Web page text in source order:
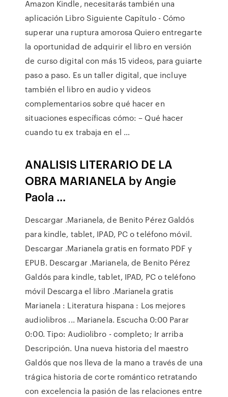
Amazon Kindle, necesitarás también una
aplicación Libro Siguiente Capítulo - Cómo
superar una ruptura amorosa Quiero entregarte
la oportunidad de adquirir el libro en versión
de curso digital con más 15 videos, para guiarte
paso a paso. Es un taller digital, que incluye
también el libro en audio y videos
complementarios sobre qué hacer en
situaciones específicas cómo: – Qué hacer
cuando tu ex trabaja en el …
ANALISIS LITERARIO DE LA
OBRA MARIANELA by Angie
Paola ...
Descargar .Marianela, de Benito Pérez Galdós
para kindle, tablet, IPAD, PC o teléfono móvil.
Descargar .Marianela gratis en formato PDF y
EPUB. Descargar .Marianela, de Benito Pérez
Galdós para kindle, tablet, IPAD, PC o teléfono
móvil Descarga el libro .Marianela gratis
Marianela : Literatura hispana : Los mejores
audiolibros ... Marianela. Escucha 0:00 Parar
0:00. Tipo: Audiolibro - completo; Ir arriba
Descripción. Una nueva historia del maestro
Galdós que nos lleva de la mano a través de una
trágica historia de corte romántico retratando
con excelencia la pasión de las relaciones entre